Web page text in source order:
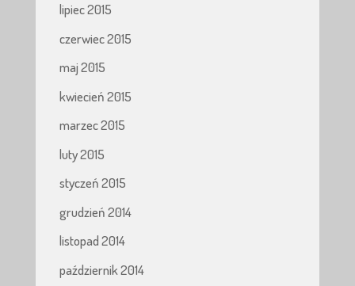
lipiec 2015
czerwiec 2015
maj 2015
kwiecień 2015
marzec 2015
luty 2015
styczeń 2015
grudzień 2014
listopad 2014
październik 2014